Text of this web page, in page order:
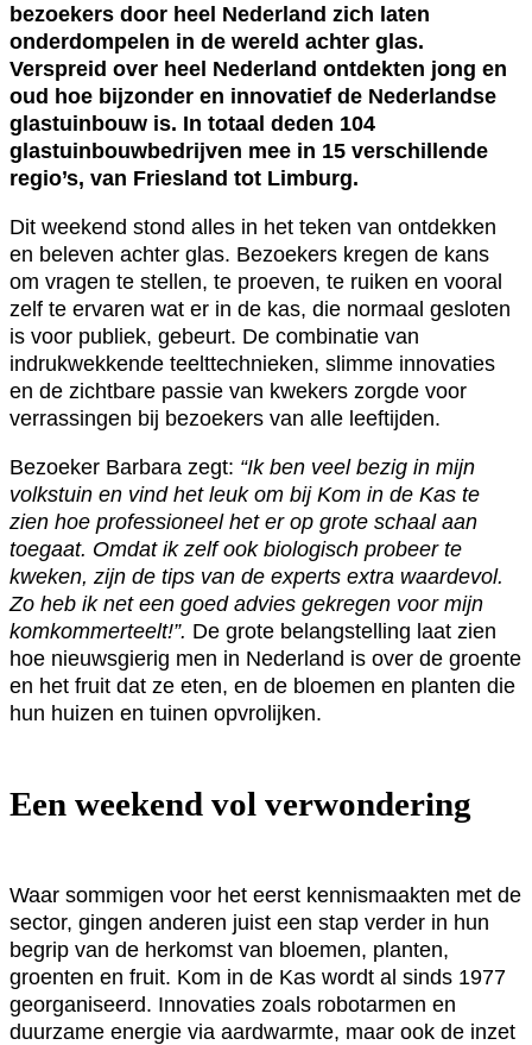
bezoekers door heel Nederland zich laten
onderdompelen in de wereld achter glas.
Verspreid over heel Nederland ontdekten jong en
oud hoe bijzonder en innovatief de Nederlandse
glastuinbouw is. In totaal deden 104
glastuinbouwbedrijven mee in 15 verschillende
regio’s, van Friesland tot Limburg.
Dit weekend stond alles in het teken van ontdekken
en beleven achter glas. Bezoekers kregen de kans
om vragen te stellen, te proeven, te ruiken en vooral
zelf te ervaren wat er in de kas, die normaal gesloten
is voor publiek, gebeurt. De combinatie van
indrukwekkende teelttechnieken, slimme innovaties
en de zichtbare passie van kwekers zorgde voor
verrassingen bij bezoekers van alle leeftijden.
Bezoeker Barbara zegt: “Ik ben veel bezig in mijn
volkstuin en vind het leuk om bij Kom in de Kas te
zien hoe professioneel het er op grote schaal aan
toegaat. Omdat ik zelf ook biologisch probeer te
kweken, zijn de tips van de experts extra waardevol.
Zo heb ik net een goed advies gekregen voor mijn
komkommerteelt!”. De grote belangstelling laat zien
hoe nieuwsgierig men in Nederland is over de groente
en het fruit dat ze eten, en de bloemen en planten die
hun huizen en tuinen opvrolijken.
Een weekend vol verwondering
Waar sommigen voor het eerst kennismaakten met de
sector, gingen anderen juist een stap verder in hun
begrip van de herkomst van bloemen, planten,
groenten en fruit. Kom in de Kas wordt al sinds 1977
georganiseerd. Innovaties zoals robotarmen en
duurzame energie via aardwarmte, maar ook de inzet